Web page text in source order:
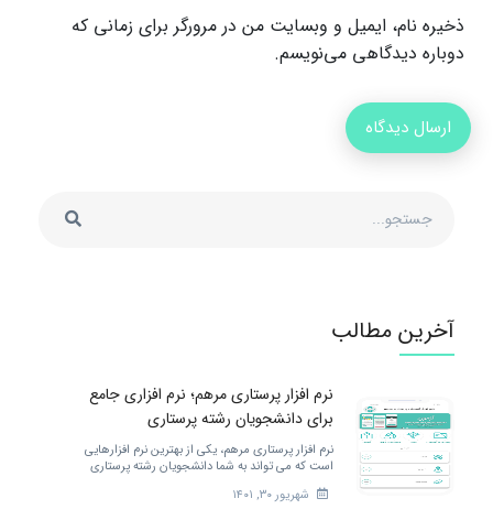
ذخیره نام، ایمیل و وبسایت من در مرورگر برای زمانی که
دوباره دیدگاهی می‌نویسم.
آخرین مطالب
نرم افزار پرستاری مرهم؛ نرم افزاری جامع
برای دانشجویان رشته پرستاری
نرم افزار پرستاری مرهم، یکی از بهترین نرم افزارهایی
است که می تواند به شما دانشجویان رشته پرستاری
خدمات مختلفی را ارائه کند. برای بهتر شدن.
شهریور ۳۰, ۱۴۰۱